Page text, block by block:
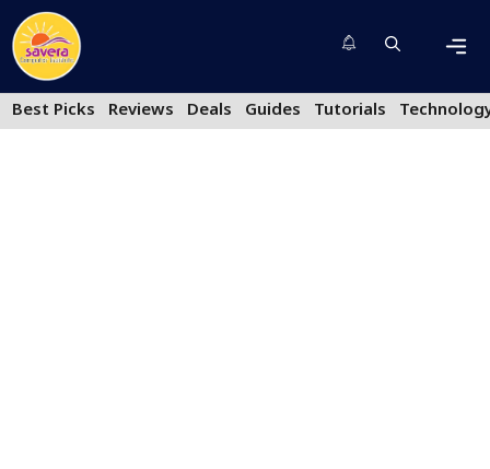
Skip
to
content
Best Picks
Reviews Deals Guides Tutorials